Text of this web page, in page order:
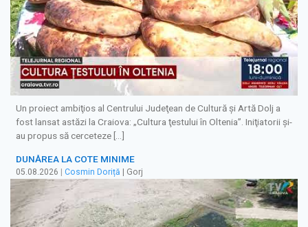
Un proiect ambiţios al Centrului Judeţean de Cultură şi Artă Dolj a
fost lansat astăzi la Craiova: „Cultura ţestului în Oltenia”. Iniţiatorii şi-
au propus să cerceteze […]
DUNĂREA LA COTE MINIME
05.08.2026 Cosmin Doriță | Gorj